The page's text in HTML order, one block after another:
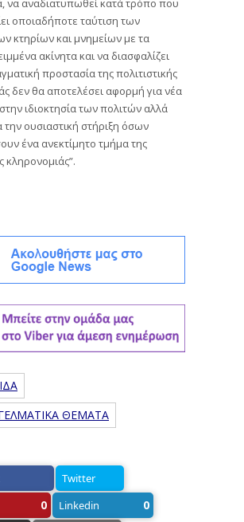
οποιαδήποτε ταύτιση των
κτηρίων και μνημείων με τα
ακίνητα και να διασφαλίζει
προστασία της πολιτιστικής
δεν θα αποτελέσει αφορμή για νέα
ιδιοκτησία των πολιτών αλλά
την ουσιαστική στήριξη όσων
ένα ανεκτίμητο τμήμα της
κληρονομιάς”.
ΘΕΜΑΤΑ
Twitter
0 Linkedin 0